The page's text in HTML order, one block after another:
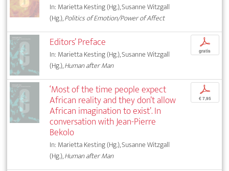
In: Marietta Kesting (Hg.), Susanne Witzgall
(Hg.),Politics of Emotion/Power of Affect
Editors’ Preface
In: Marietta Kesting (Hg.), Susanne Witzgall
(Hg.),Human after Man
p
gratis
‘Most of the time people expect
African reality and they don’t allow
African imagination to exist’. In
conversation with Jean-Pierre
Bekolo
In: Marietta Kesting (Hg.), Susanne Witzgall
(Hg.),Human after Man
p
€ 7,95